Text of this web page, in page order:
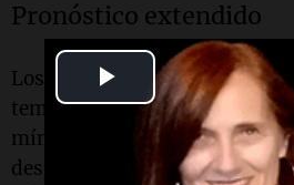
Play
Video
Pronóstico extendido
Los próximos días enMendoza
temperaturas agradables. El
mínima será de 6° y la
despejado. El martes 19 de